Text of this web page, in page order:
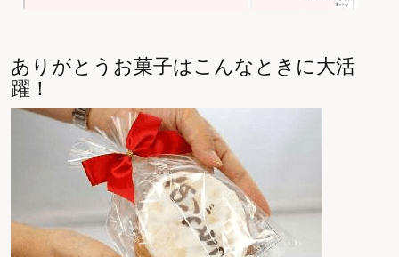
ありがとうお菓子はこんなときに大活
躍！